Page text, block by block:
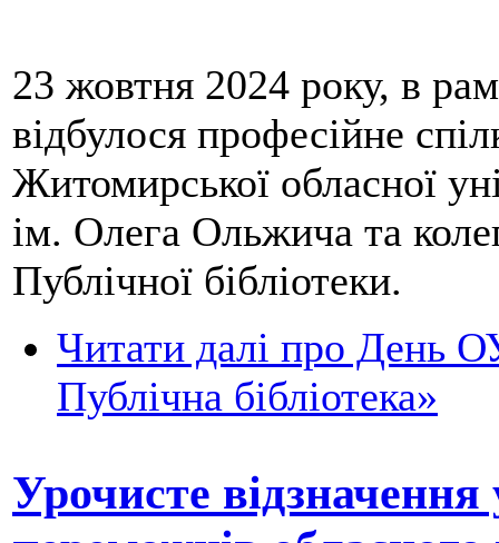
23 жовтня 2024 року, в
відбулося професійне
Житомирської обласної
ім. Олега Ольжича та
Публічної бібліотеки.
Читати далі про День
Публічна бібліотека»
Урочисте